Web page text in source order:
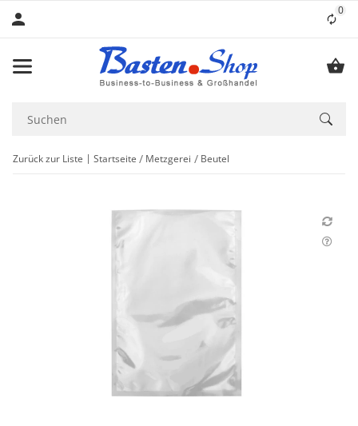
0
Zurück zur Liste Startseite Metzgerei Beutel